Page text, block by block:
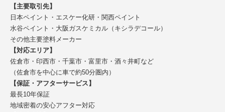
【主要取引先】
日本ペイント・エスケー化研・関西ペイント
水谷ペイント・大阪ガスケミカル（キシラデコール）
その他主要塗料メーカー
【対応エリア】
佐倉市・印西市・千葉市・富里市・酒々井町など
（佐倉市を中心に車で約50分圏内）
【保証・アフターサービス】
最長10年保証
地域密着の安心アフター対応